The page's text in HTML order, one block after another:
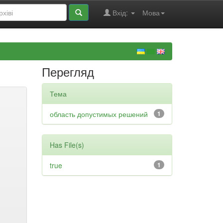
Мова
Вхід:
Перегляд
Тема
1
область допустимых решений
Has File(s)
1
true